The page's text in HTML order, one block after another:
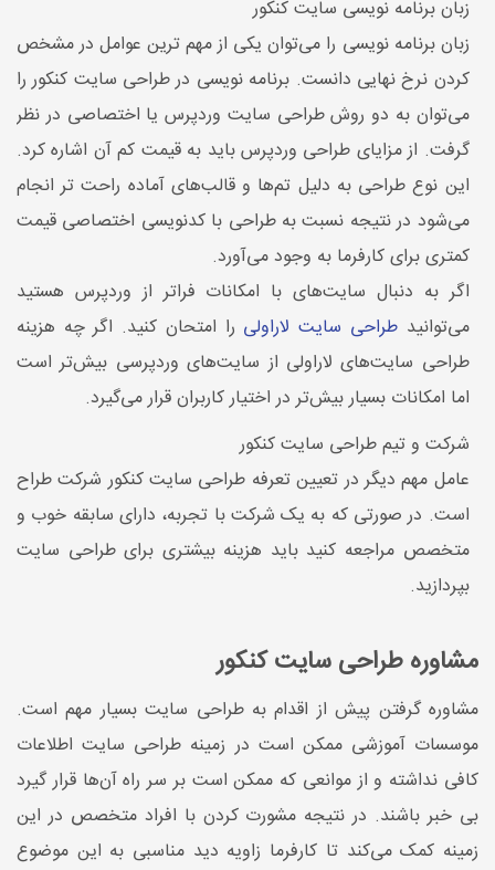
زبان برنامه نویسی سایت کنکور
زبان برنامه نویسی را می‌توان یکی از مهم ترین عوامل در مشخص
کردن نرخ نهایی دانست. برنامه نویسی در طراحی سایت کنکور را
می‌توان به دو روش طراحی سایت وردپرس یا اختصاصی در نظر
گرفت. از مزایای طراحی وردپرس باید به قیمت کم آن اشاره کرد.
این نوع طراحی به دلیل تم‌ها و قالب‌های آماده راحت تر انجام
می‌شود در نتیجه نسبت به طراحی با کدنویسی اختصاصی قیمت
کمتری برای کارفرما به وجود می‌آورد.
اگر به دنبال سایت‌های با امکانات فراتر از وردپرس هستید
می‌توانیدطراحی سایت لاراولی را امتحان کنید. اگر چه هزینه
طراحی سایت‌های لاراولی از سایت‌های وردپرسی بیش‌تر است
اما امکانات بسیار بیش‌تر در اختیار کاربران قرار می‌گیرد.
شرکت و تیم طراحی سایت کنکور
عامل مهم دیگر در تعیین تعرفه طراحی سایت کنکور شرکت طراح
است. در صورتی که به یک شرکت با تجربه، دارای سابقه خوب و
متخصص مراجعه کنید باید هزینه بیشتری برای طراحی سایت
بپردازید.
مشاوره طراحی سایت کنکور
مشاوره گرفتن پیش از اقدام به طراحی سایت بسیار مهم است.
موسسات آموزشی ممکن است در زمینه طراحی سایت اطلاعات
کافی نداشته و از موانعی که ممکن است بر سر راه آن‌ها قرار گیرد
بی خبر باشند. در نتیجه مشورت کردن با افراد متخصص در این
زمینه کمک می‌کند تا کارفرما زاویه دید مناسبی به این موضوع